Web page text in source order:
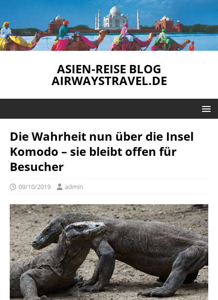
ASIEN-REISE BLOG
AIRWAYSTRAVEL.DE
Die Wahrheit nun über die Insel
Komodo – sie bleibt offen für
Besucher
09/10/2019 admin